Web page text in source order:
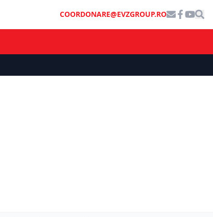
COORDONARE@EVZGROUP.RO